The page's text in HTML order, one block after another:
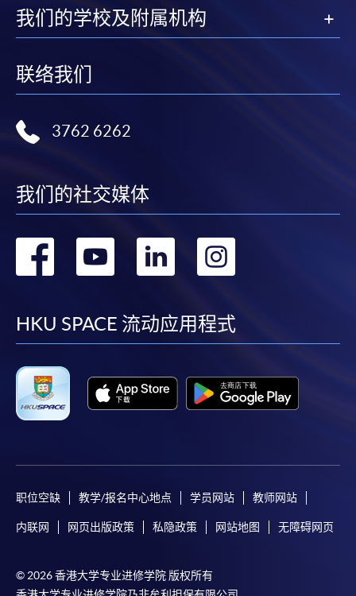
我们的学校及附属机构
联络我们
3762 6262
我们的社交媒体
转
facebook
转
youtube
转
linkedin
HKU SPACE 流动应用程式
职位空缺 教学/报名中心地点 学员网站 教师网站
内联网 网页出版政策 私隐政策 网站地图 无障碍网页
© 2026 香港大学专业进修学院 版权所有